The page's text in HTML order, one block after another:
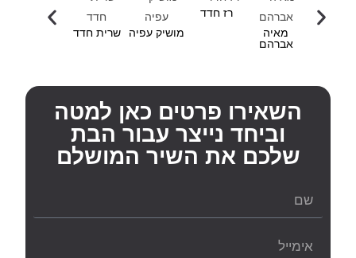
שרית חדד מושיק עפיה
רז חדד
מאיה
אברהם
השאירו פרטים כאן למטה
וביחד נייצר עבור הבת
שלכם את השיר המושלם